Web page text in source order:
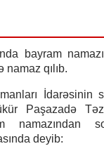
bayram
qılıb.
İdarəsinin
Paşazadə
namazından
deyib: